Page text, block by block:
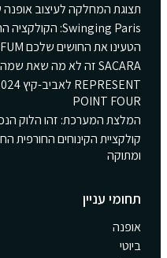
תצוגת המחלקה לעיצוב
Swinging Paris: הקולקציה החדשה של ba&sh
הטעינו את החושים שלכם GUCCI GUILTY ELIXIR DE PARFUM
SACARA זה לא מה שאת שמה על הפנים – זה הפנים
POINT FOUR
המלצת המערכת: זהו הלוק
קולקציית הקינוחים החורפית
ומתוקה
תחומי עניין
אופנה
ביוטי